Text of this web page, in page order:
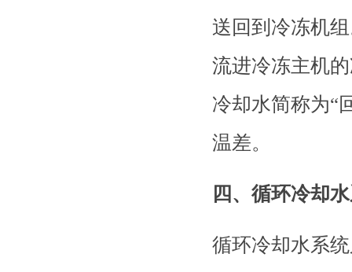
送回到冷冻机
流进冷冻主机
冷却水简称为“
温差。
四、循环冷却
循环冷却水系